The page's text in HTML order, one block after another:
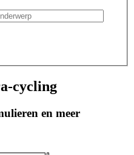
cycling
en meer